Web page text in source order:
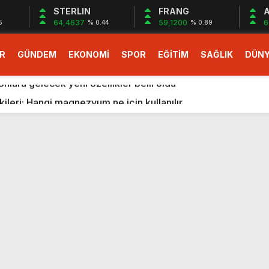
STERLIN
64,4637 % 0.44
FRANG
59,1200 % 0.89
GÜNDEM EKONOMİ SPOR EĞİTİM SAĞLIK
dev teklif
gelecek yeni özellikler belli oldu
başlıyor